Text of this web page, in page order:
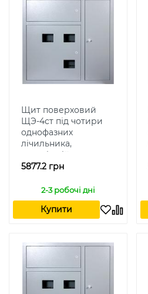
Щит поверховий
ЩЭ-4ст під чотири
однофазних
лічильника,
внутрішній
5877.2 грн
2-3 робочі дні
Купити